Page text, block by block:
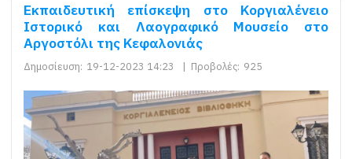
Εκπαιδευτική επίσκεψη στο Κοργιαλένειο
Ιστορικό και Λαογραφικό Μουσείο στο
Αργοστόλι της Κεφαλονιάς
Δημοσίευση: 19-12-2023 14:23 | Προβολές: 925